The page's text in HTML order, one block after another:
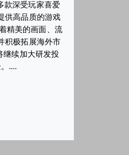
款深受玩家喜爱
供高品质的游戏
精美的画面、流
积极拓展海外市
继续加大研发投
....